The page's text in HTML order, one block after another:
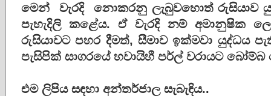
මෙන් වැරදි නොකරනු ලැබුවහොත් රුසියාව
පැහැදිලි කළේය. ඒ වැරදි නම් අමානුෂික
රුසියාවට පහර දීමත්, සීමාව ඉක්මවා යුද්ධය
පැසිපික් සාගරයේ හවායිහී පර්ල් වරායට
එම ලිපිය ස‍ඳහා අන්තර්ජාල සැබැඳිය..